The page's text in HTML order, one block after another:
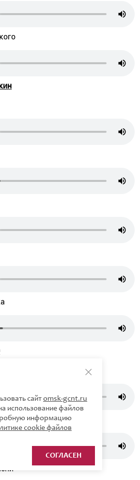
сайтomsk-gcnt.ru
использование файлов
информацию
cookie файлов
СОГЛАСЕН